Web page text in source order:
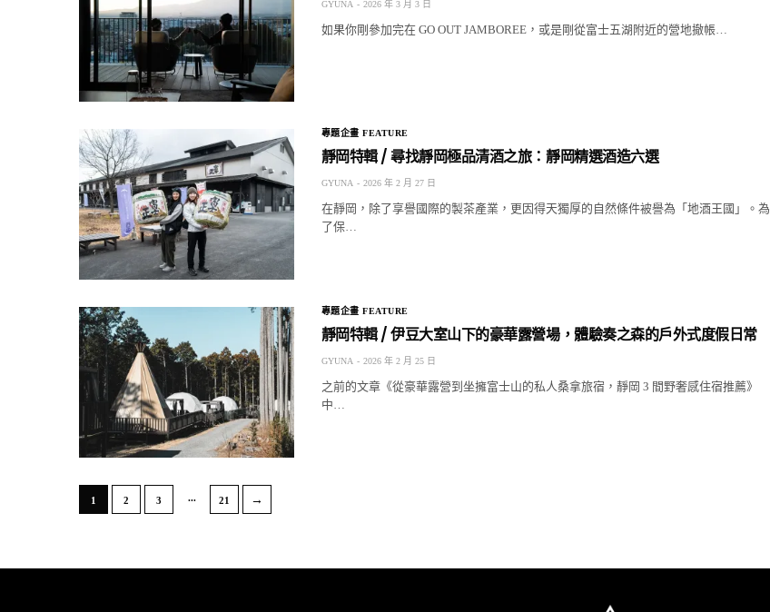
GYUNA 2026 年 3 月 3 日
如果你剛參加完在 GO OUT JAMBOREE，或是剛從富士五湖附近的營地撤帳…
專題企畫 FEATURE
靜岡特輯 / 尋找靜岡極品清酒之旅：靜岡精選酒造六選
GYUNA 2026 年 2 月 27 日
在靜岡，除了享譽國際的製茶產業，更因得天獨厚的自然條件被譽為「地酒王國」。為
了保…
專題企畫 FEATURE
靜岡特輯 / 伊豆大室山下的豪華露營場，體驗奏之森的戶外式度假日常
GYUNA 2026 年 2 月 25 日
之前的文章《從豪華露營到坐擁富士山的私人桑拿旅宿，靜岡 3 間野奢感住宿推薦》
中…
1 2 3 ... 21 →